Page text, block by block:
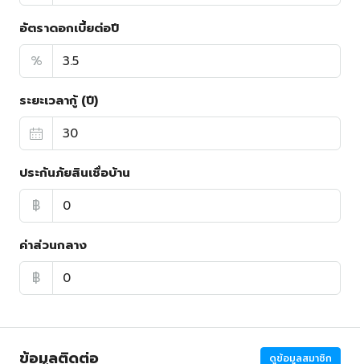
อัตราดอกเบี้ยต่อปี
%
ระยะเวลากู้ (ปี)
ประกันภัยสินเชื่อบ้าน
฿
ค่าส่วนกลาง
฿
ข้อมูลติดต่อ ดูข้อมูลสมาชิก